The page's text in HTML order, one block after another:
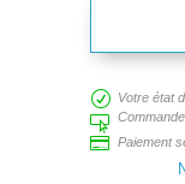
R Votre état

 Paiement